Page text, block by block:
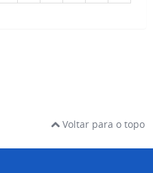
Voltar para o topo